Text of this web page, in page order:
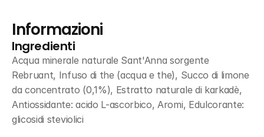
Informazioni
Ingredienti
Acqua minerale naturale Sant'Anna sorgente
Rebruant, Infuso di the (acqua e the), Succo di limone
da concentrato (0,1%), Estratto naturale di karkadè,
Antiossidante: acido L-ascorbico, Aromi, Edulcorante:
glicosidi steviolici